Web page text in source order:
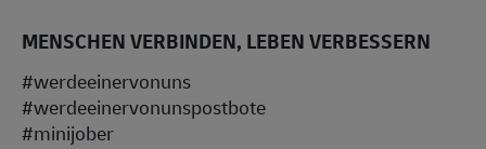
MENSCHEN VERBINDEN, LEBEN VERBESSERN
#werdeeinervonuns
#werdeeinervonunspostbote
#minijober